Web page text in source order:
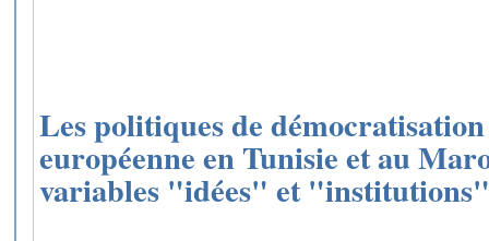
Les politiques de
européenne en Tunisie et au
variables "idées" et "institutions"